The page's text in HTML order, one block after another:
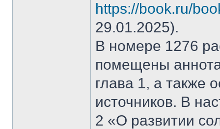
https://book.ru/
29.01.2025).
В номере 1276
помещены
глава 1, а также
источников. В
2 «О развитии